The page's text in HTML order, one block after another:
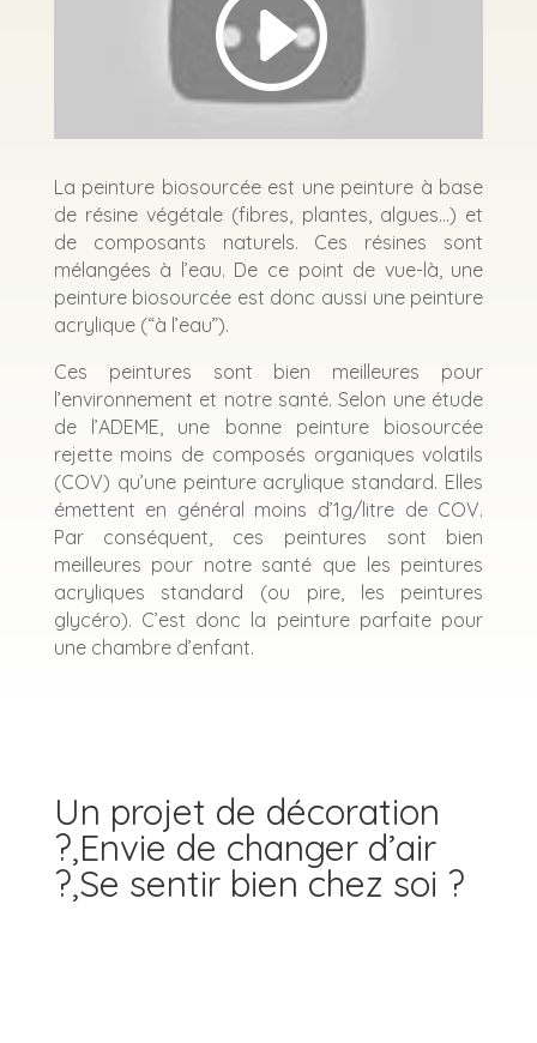
La peinture biosourcée est une peinture à base
de résine végétale (fibres, plantes, algues…) et
de composants naturels. Ces résines sont
mélangées à l’eau. De ce point de vue-là, une
peinture biosourcée est donc aussi une peinture
acrylique (“à l’eau”).
Ces peintures sont bien meilleures pour
l’environnement et notre santé. Selon une étude
de l’ADEME, une bonne peinture biosourcée
rejette moins de composés organiques volatils
(COV) qu’une peinture acrylique standard. Elles
émettent en général moins d’1g/litre de COV.
Par conséquent, ces peintures sont bien
meilleures pour notre santé que les peintures
acryliques standard (ou pire, les peintures
glycéro). C’est donc la peinture parfaite pour
une chambre d’enfant.
Un projet de décoration
?,Envie de changer d’air
?,Se sentir bien chez soi ?